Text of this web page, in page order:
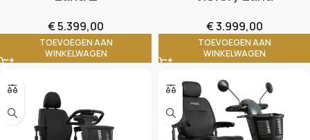
€5.399,00
TOEVOEGEN AAN
WINKELWAGEN
€3.999,00
TOEVOEGEN AAN
WINKELWAGEN